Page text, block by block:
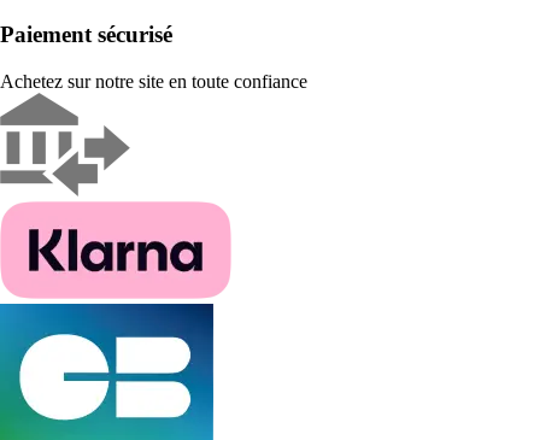
Paiement sécurisé
Achetez sur notre site en toute confiance